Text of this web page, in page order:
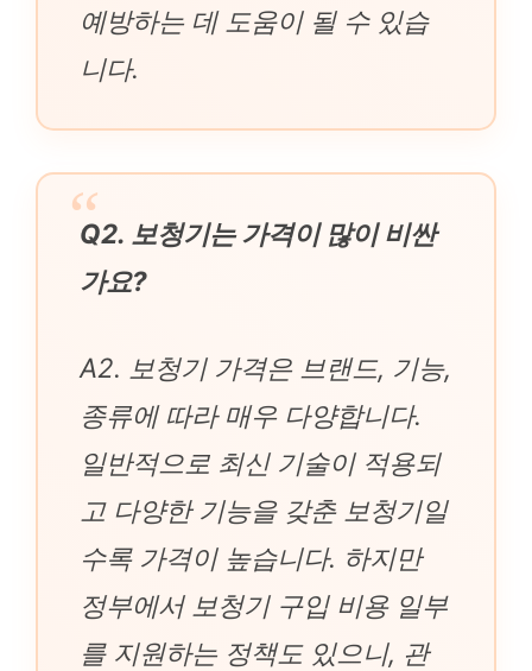
예방하는 데 도움이 될 수 있습
니다.
Q2. 보청기는 가격이 많이 비싼
가요?
A2. 보청기 가격은 브랜드, 기능,
종류에 따라 매우 다양합니다.
일반적으로 최신 기술이 적용되
고 다양한 기능을 갖춘 보청기일
수록 가격이 높습니다. 하지만
정부에서 보청기 구입 비용 일부
를 지원하는 정책도 있으니, 관